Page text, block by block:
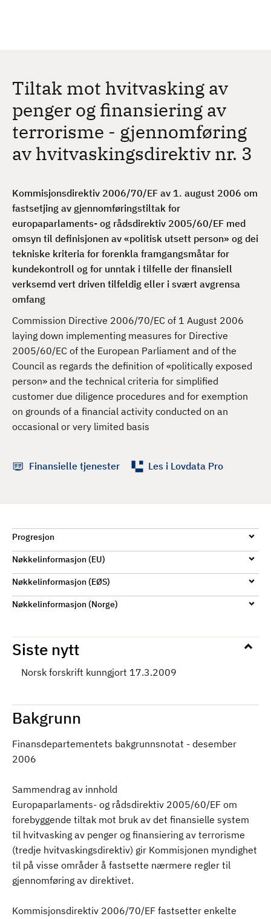
Tiltak mot hvitvasking av
penger og finansiering av
terrorisme - gjennomføring
av hvitvaskingsdirektiv nr. 3
Kommisjonsdirektiv 2006/70/EF av 1. august 2006 om
fastsetjing av gjennomføringstiltak for
europaparlaments- og rådsdirektiv 2005/60/EF med
omsyn til definisjonen av «politisk utsett person» og dei
tekniske kriteria for forenkla framgangsmåtar for
kundekontroll og for unntak i tilfelle der finansiell
verksemd vert driven tilfeldig eller i svært avgrensa
omfang
Commission Directive 2006/70/EC of 1 August 2006
laying down implementing measures for Directive
2005/60/EC of the European Parliament and of the
Council as regards the definition of «politically exposed
person» and the technical criteria for simplified
customer due diligence procedures and for exemption
on grounds of a financial activity conducted on an
occasional or very limited basis
Finansielle tjenester Les i Lovdata Pro
Progresjon
Nøkkelinformasjon (EU)
Nøkkelinformasjon (EØS)
Nøkkelinformasjon (Norge)
Siste nytt
Norsk forskrift kunngjort 17.3.2009
Bakgrunn
Finansdepartementets bakgrunnsnotat - desember
2006
Sammendrag av innhold
Europaparlaments- og rådsdirektiv 2005/60/EF om
forebyggende tiltak mot bruk av det finansielle system
til hvitvasking av penger og finansiering av terrorisme
(tredje hvitvaskingsdirektiv) gir Kommisjonen myndighet
til på visse områder å fastsette nærmere regler til
gjennomføring av direktivet.
Kommisjonsdirektiv 2006/70/EF fastsetter enkelte